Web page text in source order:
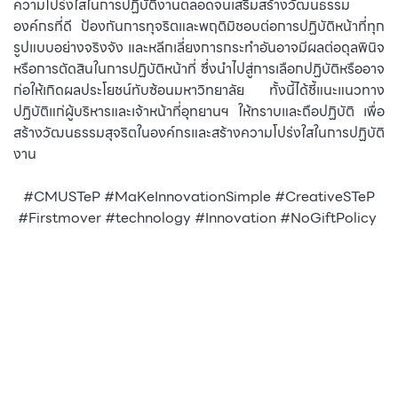
ความโปร่งใสในการปฏิบัติงานตลอดจนเสริมสร้างวัฒนธรรม
องค์กรที่ดี ป้องกันการทุจริตและพฤติมิชอบต่อการปฏิบัติหน้าที่ทุก
รูปแบบอย่างจริงจัง และหลีกเลี่ยงการกระทำอันอาจมีผลต่อดุลพินิจ
หรือการตัดสินในการปฏิบัติหน้าที่ ซึ่งนำไปสู่การเลือกปฏิบัติหรืออาจ
ก่อให้เกิดผลประโยชน์ทับซ้อนมหาวิทยาลัย ทั้งนี้ได้ชี้แนะแนวทาง
ปฏิบัติแก่ผู้บริหารและเจ้าหน้าที่อุทยานฯ ให้ทราบและถือปฏิบัติ เพื่อ
สร้างวัฒนธรรมสุจริตในองค์กรและสร้างความโปร่งใสในการปฏิบัติ
งาน
#CMUSTeP #MaKeInnovationSimple #CreativeSTeP
#Firstmover #technology #Innovation #NoGiftPolicy